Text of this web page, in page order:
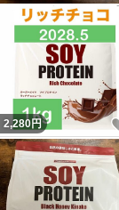
2,280円